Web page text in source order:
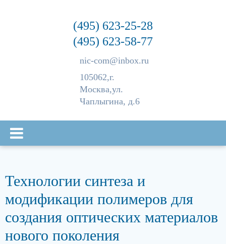
(495) 623-25-28
(495) 623-58-77
nic-com@inbox.ru
105062,г.
Москва,ул.
Чаплыгина, д.6
Технологии синтеза и
модификации полимеров для
создания оптических материалов
нового поколения